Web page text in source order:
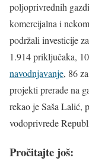
poljoprivrednih
komercijalna i
podržali investicije
1.914 priključaka,
navodnjavanje, 86
projekti prerade na
rekao je Saša Lalić,
vodoprivrede
Pročitajte još: